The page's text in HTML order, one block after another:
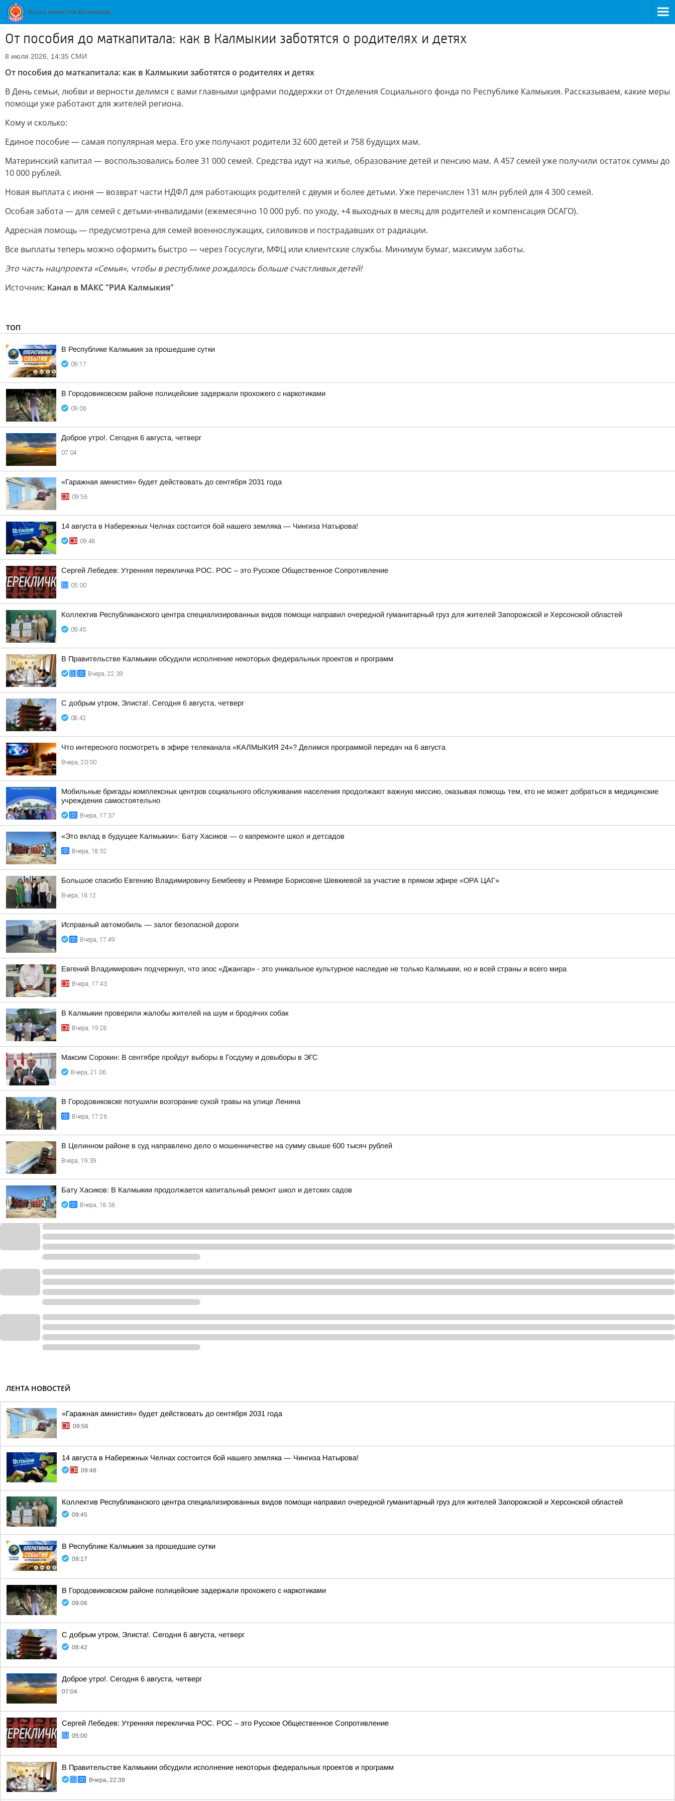
От пособия до маткапитала: как в Калмыкии заботятся о родителях и детях
8 июля 2026, 14:35 СМИ
От пособия до маткапитала: как в Калмыкии заботятся о родителях и детях
В День семьи, любви и верности делимся с вами главными цифрами поддержки от Отделения Социального фонда по Республике Калмыкия. Рассказываем, какие меры
помощи уже работают для жителей региона.
Кому и сколько:
Единое пособие — самая популярная мера. Его уже получают родители 32 600 детей и 758 будущих мам.
Материнский капитал — воспользовались более 31 000 семей. Средства идут на жилье, образование детей и пенсию мам. А 457 семей уже получили остаток суммы до
10 000 рублей.
Новая выплата с июня — возврат части НДФЛ для работающих родителей с двумя и более детьми. Уже перечислен 131 млн рублей для 4 300 семей.
Особая забота — для семей с детьми-инвалидами (ежемесячно 10 000 руб. по уходу, +4 выходных в месяц для родителей и компенсация ОСАГО).
Адресная помощь — предусмотрена для семей военнослужащих, силовиков и пострадавших от радиации.
Все выплаты теперь можно оформить быстро — через Госуслуги, МФЦ или клиентские службы. Минимум бумаг, максимум заботы.
Это часть нацпроекта «Семья», чтобы в республике рождалось больше счастливых детей!
Источник: Канал в МАКС "РИА Калмыкия"
ТОП
В Республике Калмыкия за прошедшие сутки
09:17
В Городовиковском районе полицейские задержали прохожего с наркотиками
09:06
Доброе утро!. Сегодня 6 августа, четверг
07:04
«Гаражная амнистия» будет действовать до сентября 2031 года
09:56
14 августа в Набережных Челнах состоится бой нашего земляка — Чингиза Натырова!
09:48
Сергей Лебедев: Утренняя перекличка РОС. РОС – это Русское Общественное Сопротивление
05:00
Коллектив Республиканского центра специализированных видов помощи направил очередной гуманитарный груз для жителей Запорожской и Херсонской областей
09:45
В Правительстве Калмыкии обсудили исполнение некоторых федеральных проектов и программ
Вчера, 22:39
С добрым утром, Элиста!. Сегодня 6 августа, четверг
08:42
Что интересного посмотреть в эфире телеканала «КАЛМЫКИЯ 24»? Делимся программой передач на 6 августа
Вчера, 20:00
Мобильные бригады комплексных центров социального обслуживания населения продолжают важную миссию, оказывая помощь тем, кто не может добраться в медицинские
учреждения самостоятельно
Вчера, 17:37
«Это вклад в будущее Калмыкии»: Бату Хасиков — о капремонте школ и детсадов
Вчера, 18:52
Большое спасибо Евгению Владимировичу Бембееву и Ревмире Борисовне Шевкиевой за участие в прямом эфире «ОРА ЦАГ»
Вчера, 18:12
Исправный автомобиль — залог безопасной дороги
Вчера, 17:49
Евгений Владимирович подчеркнул, что эпос «Джангар» - это уникальное культурное наследие не только Калмыкии, но и всей страны и всего мира
Вчера, 17:43
В Калмыкии проверили жалобы жителей на шум и бродячих собак
Вчера, 19:28
Максим Сорокин: В сентябре пройдут выборы в Госдуму и довыборы в ЭГС
Вчера, 21:06
В Городовиковске потушили возгорание сухой травы на улице Ленина
Вчера, 17:26
В Целинном районе в суд направлено дело о мошенничестве на сумму свыше 600 тысяч рублей
Вчера, 19:39
Бату Хасиков: В Калмыкии продолжается капитальный ремонт школ и детских садов
Вчера, 18:36
ЛЕНТА НОВОСТЕЙ
«Гаражная амнистия» будет действовать до сентября 2031 года
09:56
14 августа в Набережных Челнах состоится бой нашего земляка — Чингиза Натырова!
09:48
Коллектив Республиканского центра специализированных видов помощи направил очередной гуманитарный груз для жителей Запорожской и Херсонской областей
09:45
В Республике Калмыкия за прошедшие сутки
09:17
В Городовиковском районе полицейские задержали прохожего с наркотиками
09:06
С добрым утром, Элиста!. Сегодня 6 августа, четверг
08:42
Доброе утро!. Сегодня 6 августа, четверг
07:04
Сергей Лебедев: Утренняя перекличка РОС. РОС – это Русское Общественное Сопротивление
05:00
В Правительстве Калмыкии обсудили исполнение некоторых федеральных проектов и программ
Вчера, 22:39